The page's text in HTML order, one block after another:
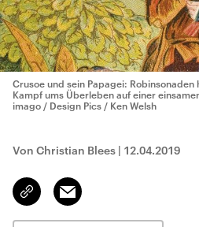
Crusoe und sein Papagei: Robinsonaden
Kampf ums Überleben auf einer
imago / Design Pics / Ken Welsh
Von Christian Blees | 12.04.2019
Link
kopieren/teilen
Email